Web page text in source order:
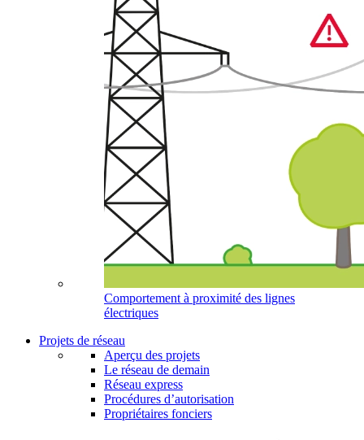
Comportement à proximité des lignes
électriques
Projets de réseau
Aperçu des projets
Le réseau de demain
Réseau express
Procédures d’autorisation
Propriétaires fonciers